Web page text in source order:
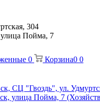
304
улица Пойма, 7
0 Корзина0 0
СЦ "Гвоздь", ул.
улица Пойма, 7